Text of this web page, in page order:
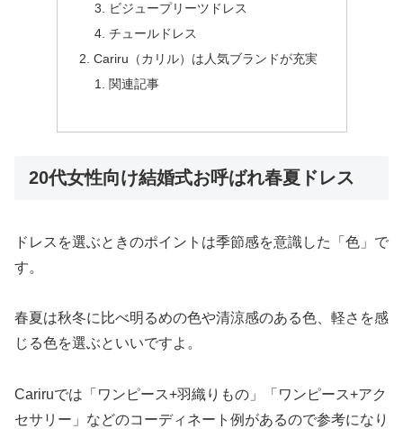
ビジュープリーツドレス
チュールドレス
Cariru（カリル）は人気ブランドが充実
関連記事
20代女性向け結婚式お呼ばれ春夏ドレス
ドレスを選ぶときのポイントは季節感を意識した「色」で
す。
春夏は秋冬に比べ明るめの色や清涼感のある色、軽さを感
じる色を選ぶといいですよ。
Cariruでは「ワンピース+羽織りもの」「ワンピース+アク
セサリー」などのコーディネート例があるので参考になり